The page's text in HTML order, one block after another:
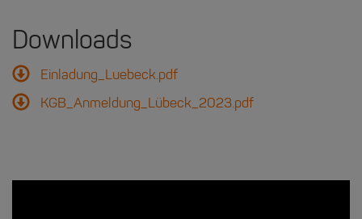
Downloads
Einladung_Luebeck.pdf
KGB_Anmeldung_Lübeck_2023.pdf